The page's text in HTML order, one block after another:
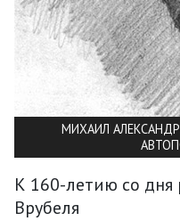
МИХАИЛ
К 160-летию со
Врубеля